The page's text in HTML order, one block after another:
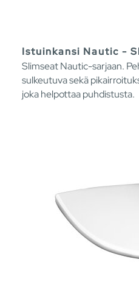
Istuinkansi Nautic -
Slimseat Nautic-sarjaan.
sulkeutuva sekä
joka helpottaa puhdistusta.